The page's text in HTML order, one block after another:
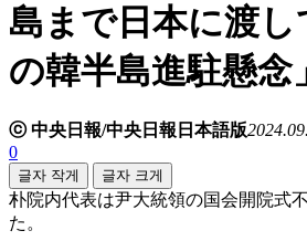
島まで日本に渡
の韓半島進駐懸念
ⓒ 中央日報/中央日報日本語版
0
글자 작게 글자 크게
朴院内代表は尹大統領の国会開院式
た。